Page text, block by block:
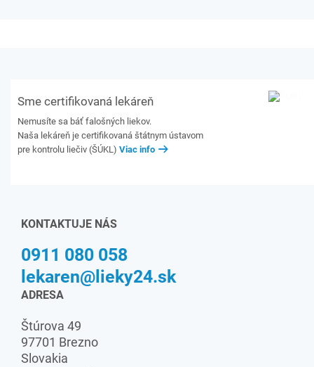
Sme certifikovaná lekáreň
Nemusíte sa báť falošných liekov.
Naša lekáreň je certifikovaná štátnym ústavom
pre kontrolu liečiv (ŠÚKL) Viac info
KONTAKTUJE NÁS
0911 080 058
lekaren@lieky24.sk
ADRESA
Štúrova 49
97701 Brezno
Slovakia